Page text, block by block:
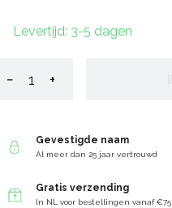
Levertijd: 3-5 dagen
− +
Gevestigde naam
Al meer dan 25 jaar vertrouwd
Gratis verzending
In NL voor bestellingen vanaf €75